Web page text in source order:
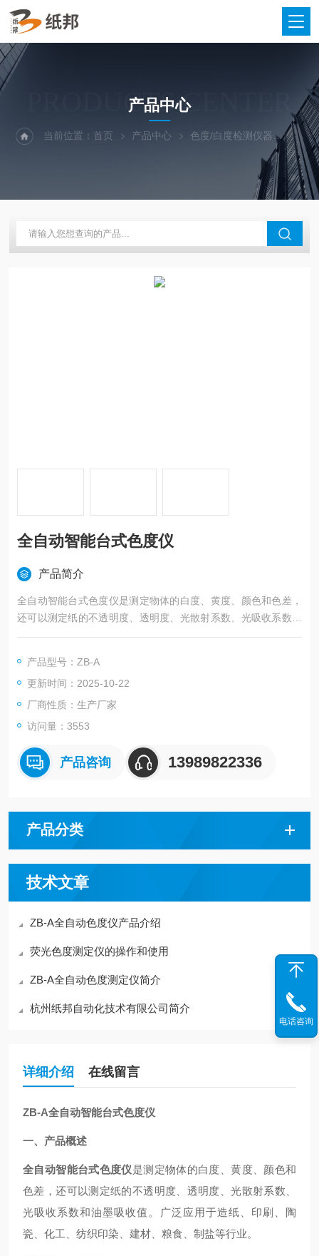
PRODUCTS CENTER
产品中心
当前位置：首页 产品中心 色度/白度检测仪器 色度
全自动智能台式色度仪
产品简介
全自动智能台式色度仪是测定物体的白度、黄度、颜色和色差，
还可以测定纸的不透明度、透明度、光散射系数、光吸收系数和
油墨吸收值。广泛应用于造纸、印刷、陶瓷、化工、纺织印染、
产品型号：ZB-A
更新时间：2025-10-22
厂商性质：生产厂家
访问量：3553
产品咨询 13989822336
产品分类
技术文章
ZB-A全自动色度仪产品介绍
荧光色度测定仪的操作和使用
ZB-A全自动色度测定仪简介
杭州纸邦自动化技术有限公司简介
详细介绍 在线留言
ZB-A全自动智能台式色度仪
一、 产品概述
全自动智能台式色度仪是测定物体的白度、黄度、颜色和
色差，还可以测定纸的不透明度、透明度、光散射系数、
光吸收系数和油墨吸收值。广泛应用于造纸、印刷、陶
瓷、化工、纺织印染、建材、粮食、制盐等行业。
电话咨询